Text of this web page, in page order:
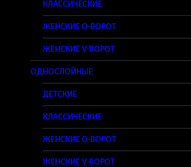
КЛАССИЧЕСКИЕ
ЖЕНСКИЕ O-ВОРОТ
ЖЕНСКИЕ V-ВОРОТ
ОДНОСЛОЙНЫЕ
ДЕТСКИЕ
КЛАССИЧЕСКИЕ
ЖЕНСКИЕ O-ВОРОТ
ЖЕНСКИЕ V-ВОРОТ